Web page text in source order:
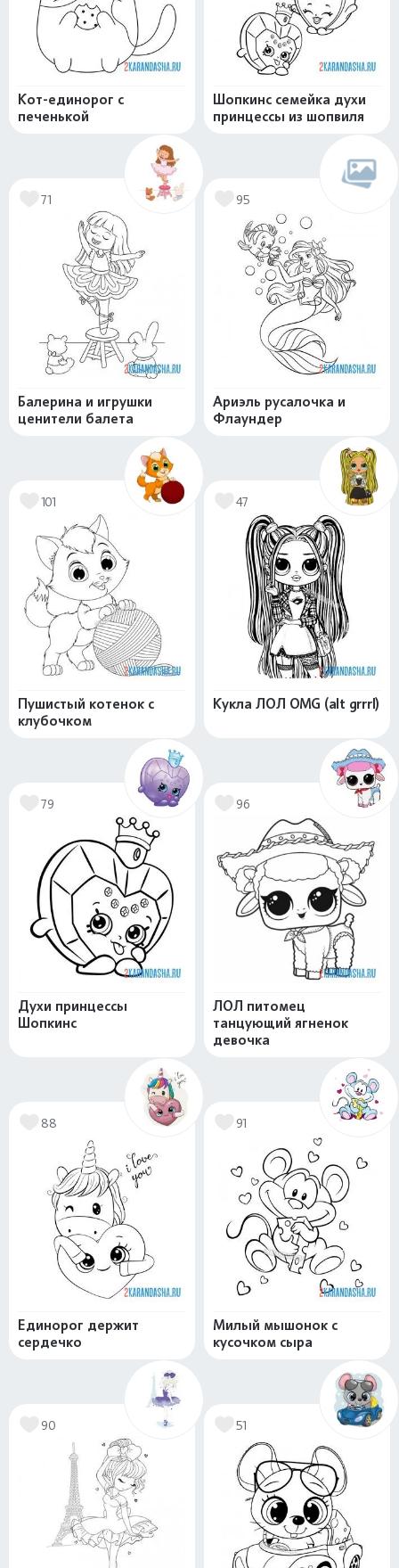
Кот-единорог с
печенькой
Шопкинс семейка духи
принцессы из шопвиля
71
Балерина и игрушки
ценители балета
95
Ариэль русалочка и
Флаундер
101
Пушистый котенок с
клубочком
47
Кукла ЛОЛ OMG (alt grrrl)
79
Духи принцессы
Шопкинс
96
ЛОЛ питомец
танцующий ягненок
девочка
88
Единорог держит
сердечко
91
Милый мышонок с
кусочком сыра
90 51